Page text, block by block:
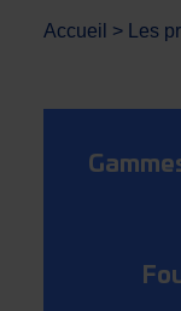
Accueil > Les